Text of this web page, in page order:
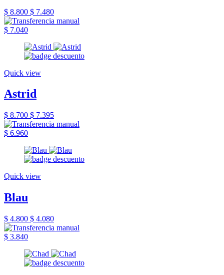
$ 8.800 $ 7.480
$ 7.040
Quick view
Astrid
$ 8.700 $ 7.395
$ 6.960
Quick view
Blau
$ 4.800 $ 4.080
$ 3.840